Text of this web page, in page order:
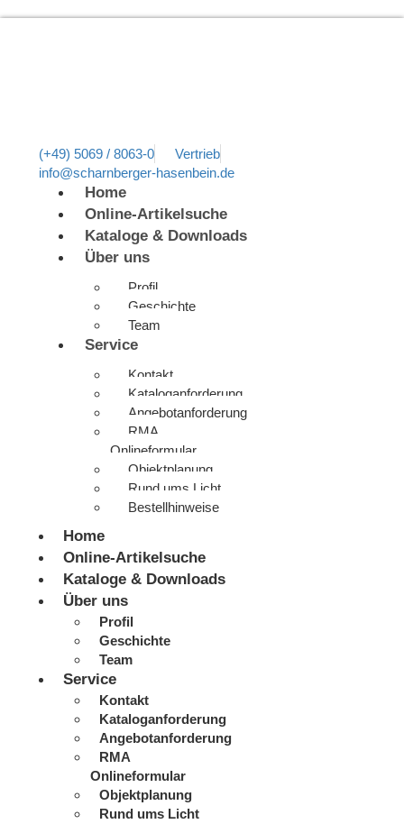
(+49) 5069 / 8063-0
Vertrieb
info@scharnberger-hasenbein.de
Home
Online-Artikelsuche
Kataloge & Downloads
Über uns
Profil
Geschichte
Team
Service
Kontakt
Kataloganforderung
Angebotanforderung
RMA
Onlineformular
Objektplanung
Rund ums Licht
Bestellhinweise
Home
Online-Artikelsuche
Kataloge & Downloads
Über uns
Profil
Geschichte
Team
Service
Kontakt
Kataloganforderung
Angebotanforderung
RMA
Onlineformular
Objektplanung
Rund ums Licht